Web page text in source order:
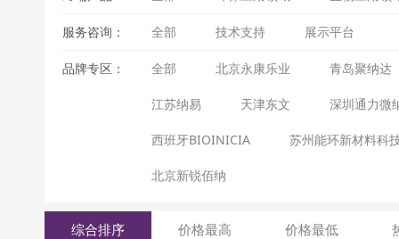
服务咨询： 全部 技术支持 展示平台
品牌专区： 全部 北京永康乐业 青岛聚纳达
江苏纳易 天津东文 深圳通力微
西班牙BIOINICIA 苏州能环新材料科
北京新锐佰纳
综合排序 价格最高 价格最低